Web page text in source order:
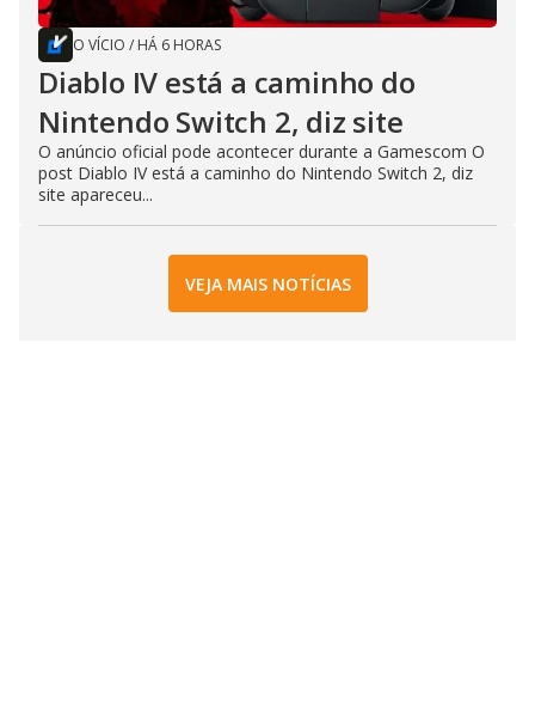
O VÍCIO / HÁ 6 HORAS
Diablo IV está a caminho do
Nintendo Switch 2, diz site
O anúncio oficial pode acontecer durante a Gamescom O
post Diablo IV está a caminho do Nintendo Switch 2, diz
site apareceu...
VEJA MAIS NOTÍCIAS